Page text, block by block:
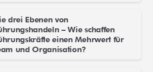
drei Ebenen von
– Wie schaffen
einen Mehrwert für
und Organisation?